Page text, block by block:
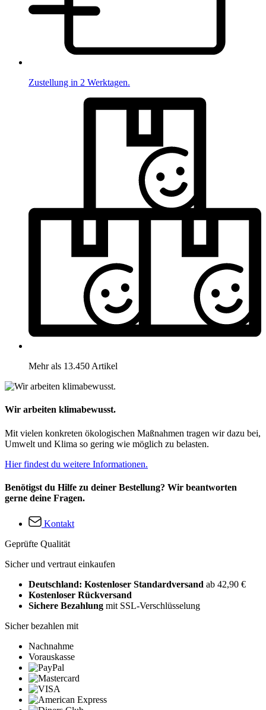
Zustellung in 2 Werktagen.
Mehr als 13.450 Artikel
Wir arbeiten klimabewusst.
Mit vielen konkreten ökologischen Maßnahmen tragen wir dazu bei,
Umwelt und Klima so gering wie möglich zu belasten.
Hier findest du weitere Informationen.
Benötigst du Hilfe zu deiner Bestellung? Wir beantworten
gerne deine Fragen.
Kontakt
Geprüfte Qualität
Sicher und vertraut einkaufen
Deutschland: Kostenloser Standardversand ab 42,90 €
Kostenloser Rückversand
Sichere Bezahlung mit SSL-Verschlüsselung
Sicher bezahlen mit
Nachnahme
Vorauskasse